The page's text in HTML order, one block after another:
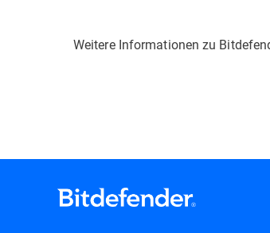
Weitere Informationen zu